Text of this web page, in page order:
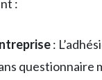
:
:
questionnaire